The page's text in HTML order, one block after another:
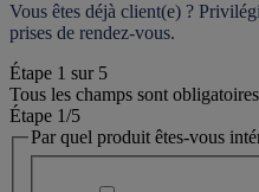
Vous êtes déjà client(e) ?
prises de rendez-vous.
Étape 1 sur 5
Tous les champs sont obligatoires
Étape 1/5
Par quel produit êtes-vous